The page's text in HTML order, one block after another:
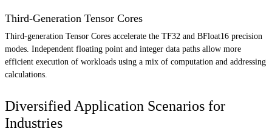
Third-Generation Tensor Cores
Third-generation Tensor Cores accelerate the TF32 and BFloat16 precision
modes. Independent floating point and integer data paths allow more
efficient execution of workloads using a mix of computation and addressing
calculations.
Diversified Application Scenarios for
Industries